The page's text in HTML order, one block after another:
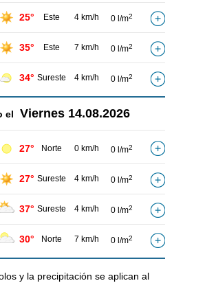
25° Este 4 km/h 0 l/m2
35° Este 7 km/h 0 l/m2
34° Sureste 4 km/h 0 l/m2
el Viernes 14.08.2026
27° Norte 0 km/h 0 l/m2
27° Sureste 4 km/h 0 l/m2
37° Sureste 4 km/h 0 l/m2
30° Norte 7 km/h 0 l/m2
y la precipitación se aplican al